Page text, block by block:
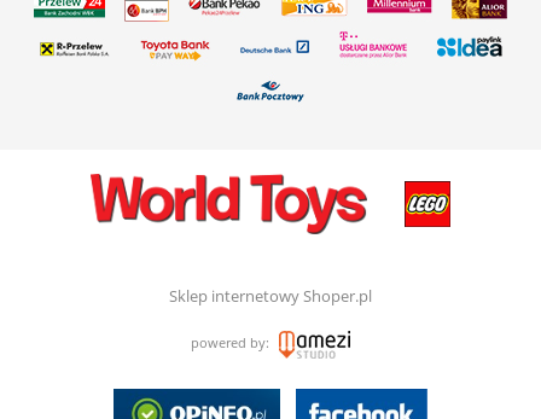
Sklep internetowy Shoper.pl
powered by: